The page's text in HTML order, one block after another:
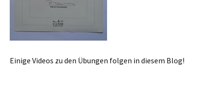
Einige Videos zu den Übungen folgen in diesem Blog!